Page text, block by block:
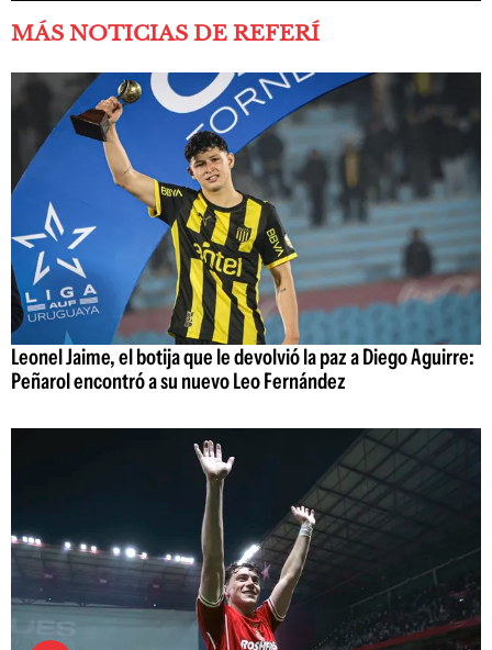
MÁS NOTICIAS DE REFERÍ
Leonel Jaime, el botija que le devolvió la paz a Diego Aguirre:
Peñarol encontró a su nuevo Leo Fernández